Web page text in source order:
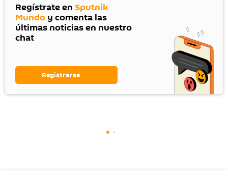
Regístrate en Sputnik
Mundo y comenta las
últimas noticias en nuestro
chat
Registrarse